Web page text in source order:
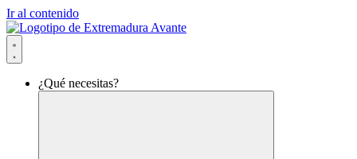
Ir al contenido
¿Qué necesitas?